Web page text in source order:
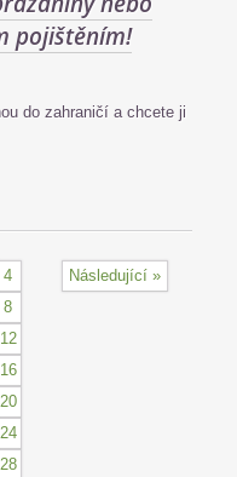
pojištěním!
do zahraničí a chcete ji
4
8
12
16
20
24
28
Následující »